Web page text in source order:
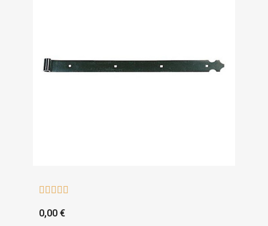
    
0,00 €